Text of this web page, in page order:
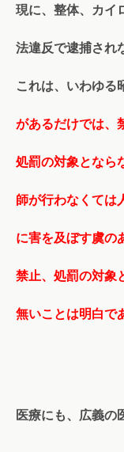
現に、整体、カイ
法違反で逮捕され
これは、いわゆる
があるだけでは、
処罰の対象となら
師が行わなくては
に害を及ぼす虞の
禁止、処罰の対象
無いことは明白で
医療にも、広義の